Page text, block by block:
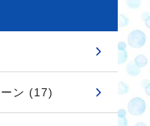
ン (17)